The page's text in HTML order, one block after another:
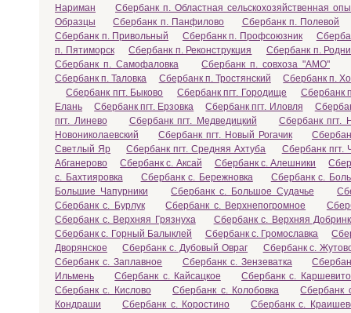
Нариман
Сбербанк п. Областная сельскохозяйственная
Образцы
Сбербанк п. Панфилово
Сбербанк п. Полевой
Сбербанк п. Привольный
Сбербанк п. Профсоюзник
п. Пятиморск
Сбербанк п. Реконструкция
Сбербанк п.
Сбербанк п. Самофаловка
Сбербанк п. совхоза "АМО"
Сбербанк п. Таловка
Сбербанк п. Тростянский
Сбербанк п.
Сбербанк пгт. Быково
Сбербанк пгт. Городище
Сбербанк
Елань
Сбербанк пгт. Ерзовка Сбербанк пгт. Иловля
пгт. Линево
Сбербанк пгт. Медведицкий
Сбербанк пгт.
Новониколаевский
Сбербанк пгт. Новый Рогачик
Светлый Яр
Сбербанк пгт. Средняя Ахтуба
Сбербанк пгт.
Абганерово
Сбербанк с. Аксай Сбербанк с. Алешники
с. Бахтияровка
Сбербанк с. Бережновка
Сбербанк с.
Большие Чапурники
Сбербанк с. Большое Судачье
Сбербанк с. Бурлук
Сбербанк с. Верхнепогромное
Сбербанк с. Верхняя Грязнуха
Сбербанк с. Верхняя
Сбербанк с. Горный Балыклей
Сбербанк с. Громославка
Дворянское
Сбербанк с. Дубовый Овраг
Сбербанк с.
Сбербанк с. Заплавное
Сбербанк с. Зензеватка
Ильмень
Сбербанк с. Кайсацкое
Сбербанк с.
Сбербанк с. Кислово
Сбербанк с. Колобовка
Сбербанк
Кондраши
Сбербанк с. Коростино
Сбербанк с.